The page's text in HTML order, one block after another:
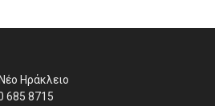
Ηράκλειο
685 8715